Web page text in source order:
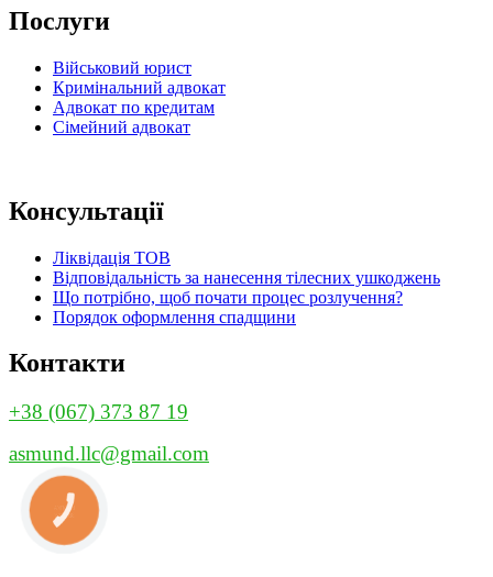
Послуги
Військовий юрист
Кримінальний адвокат
Адвокат по кредитам
Сімейний адвокат
Консультації
Ліквідація ТОВ
Відповідальність за нанесення тілесних ушкоджень
Що потрібно, щоб почати процес розлучення?
Порядок оформлення спадщини
Контакти
+38 (067) 373 87 19
asmund.llc@gmail.com
КНОПКА
ЗВ'ЯЗКУ